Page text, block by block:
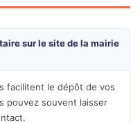
sur le site de la mairie
facilitent le dépôt de vos
pouvez souvent laisser